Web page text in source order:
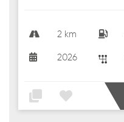
2 km
2026